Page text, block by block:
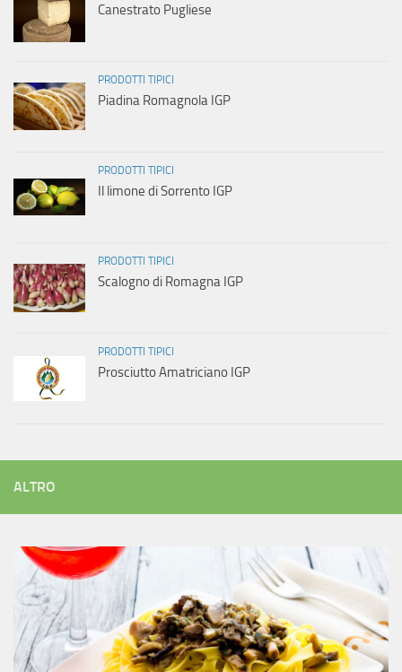
Canestrato Pugliese
PRODOTTI TIPICI
Piadina Romagnola IGP
PRODOTTI TIPICI
Il limone di Sorrento IGP
PRODOTTI TIPICI
Scalogno di Romagna IGP
PRODOTTI TIPICI
Prosciutto Amatriciano IGP
ALTRO